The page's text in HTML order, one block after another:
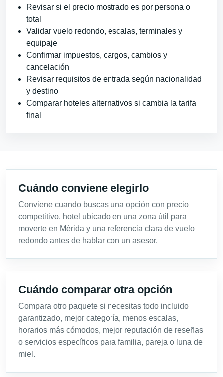
Revisar si el precio mostrado es por persona o
total
Validar vuelo redondo, escalas, terminales y
equipaje
Confirmar impuestos, cargos, cambios y
cancelación
Revisar requisitos de entrada según nacionalidad
y destino
Comparar hoteles alternativos si cambia la tarifa
final
Cuándo conviene elegirlo
Conviene cuando buscas una opción con precio
competitivo, hotel ubicado en una zona útil para
moverte en Mérida y una referencia clara de vuelo
redondo antes de hablar con un asesor.
Cuándo comparar otra opción
Compara otro paquete si necesitas todo incluido
garantizado, mejor categoría, menos escalas,
horarios más cómodos, mejor reputación de reseñas
o servicios específicos para familia, pareja o luna de
miel.